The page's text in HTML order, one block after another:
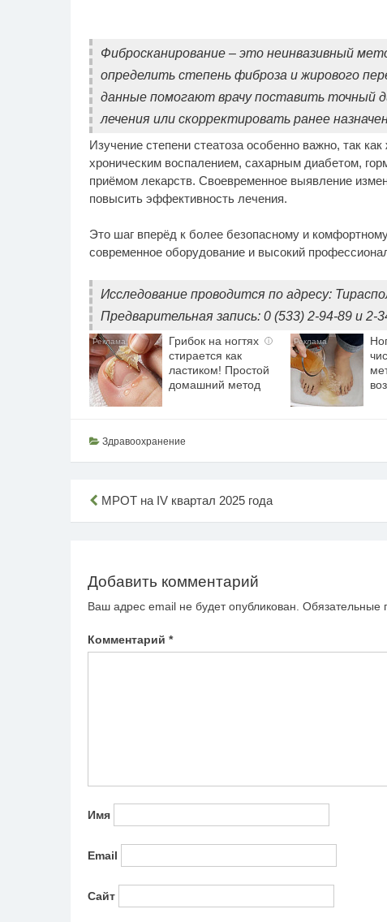
Фибросканирование – это неинвазивный
определить степень фиброза и жирового
данные помогают врачу поставить точный
лечения или скорректировать ранее
Изучение степени стеатоза особенно важно, так
хроническим воспалением, сахарным диабетом,
приёмом лекарств. Своевременное выявление
повысить эффективность лечения.
Это шаг вперёд к более безопасному и
современное оборудование и высокий
Исследование проводится по адресу:
Предварительная запись: 0 (533) 2-94-89 и 2-
i
Грибок на ногтях
стирается как
ластиком! Простой
домашний метод
Здравоохранение
Навигация
по
МРОТ на IV квартал 2025 года
Добавить комментарий
Ваш адрес email не будет опубликован. Обязательные
Комментарий *
Имя
Email
Сайт